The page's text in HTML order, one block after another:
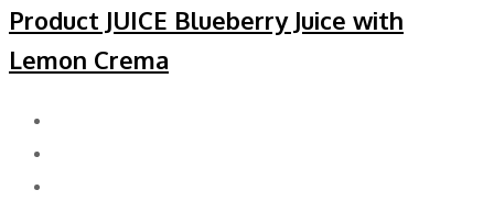
Product JUICE Blueberry Juice with
Lemon Crema